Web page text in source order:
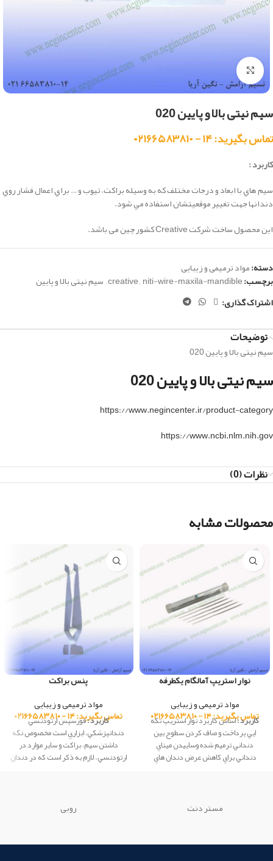
بزرگنمایی تصویر
سیم نیتی بالا و پایین 020
تماس بگیرید: ۱۴ - ۰۲۱۶۶۵۸۳۸۱۰
کاربرد :
سيم هاي با ابعاد و درجات مختلف كه به وسيله براكت، تيوب و … براي اعمال فشار روي
دندانها جهت تغيير موقعيتشان استفاده مي شود.
این محصول ساخت شرکت Creative کشور چین می باشد.
دسته:مواد ترمیمی و زیبایی
برچسب: creative,niti-wire-maxila-mandible
,سیم نیتی بالا و پایین
اشتراک گذاری:
توضیحات
سیم نیتی بالا و پایین 020
سیم نیتی بالا و پایین 020
https://www.negincenter.ir/product-category
https://www.ncbi.nlm.nih.gov
نظرات (0)
محصولات مشابه
نوار استریپ آمالگام یکطرفه
مواد ترمیمی و زیبایی
تماس بگیرید: ۱۴ - ۰۲۱۶۶۵۸۳۸۱۰
کاربرد :اساس کاربرد نوار استريپ تكه
ايي پرداخت و صاف کردن سطوح بين
دنداني ترميم شده وساييدن ميناي
دنداني براي کاهش عرض دندان هاي
پنس براکت
مواد ترمیمی و زیبایی
تماس بگیرید: ۱۴ - ۰۲۱۶۶۵۸۳۸۱۰
کاربرد :فورسپس ارتودنسي
دندانپزشكي، ابزاري است مخصوص نگه
داشتن سيم، براکت و ساير موارد در
ارتودنسي. لازم به ذکر است که در دندان
مستر دنت روبی